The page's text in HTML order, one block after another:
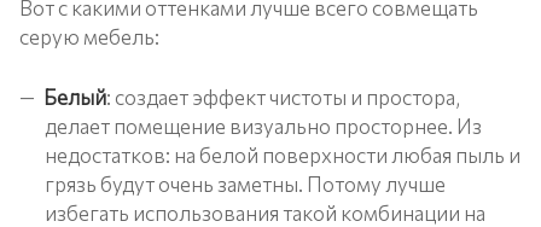
Вот с какими оттенками лучше всего совмещать
серую мебель:
Белый: создает эффект чистоты и простора,
делает помещение визуально просторнее. Из
недостатков: на белой поверхности любая пыль и
грязь будут очень заметны. Потому лучше
избегать использования такой комбинации на